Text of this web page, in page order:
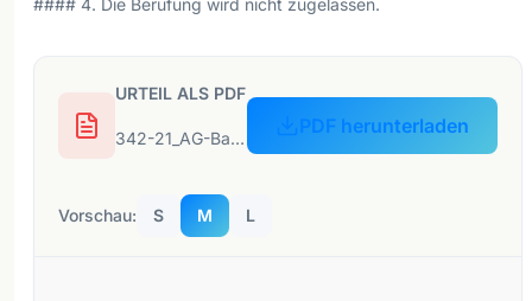
#### 4. Die Berufung wird nicht zugelassen.
URTEIL ALS PDF
342-21_AG-Bamberg_0103-C-922-21_30-11-2021-2.pdf
PDF herunterladen
Vorschau: S M L